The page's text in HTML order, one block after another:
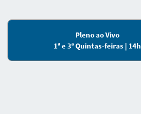
Pleno ao Vivo
1ª e 3ª Quintas-feiras | 14h